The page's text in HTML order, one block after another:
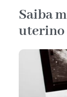
Saiba
uterino